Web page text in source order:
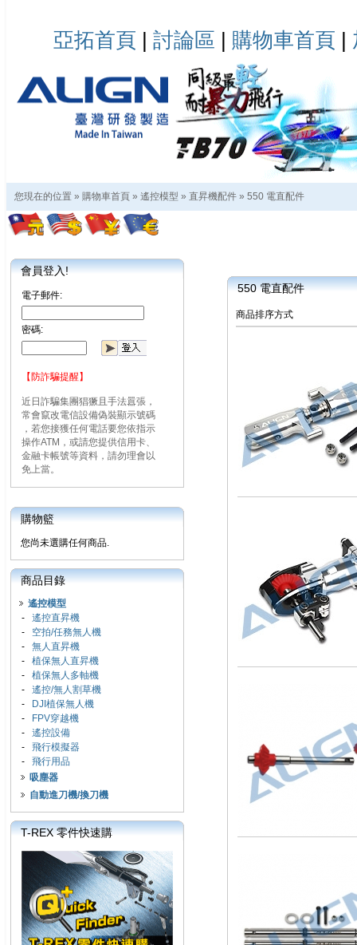
亞拓首頁 | 討論區 | 購物車首頁 |
您現在的位置 » 購物車首頁 » 遙控模型 » 直昇機配件 » 550 電直配件
會員登入!
電子郵件:
密碼:
【防詐騙提醒】
近日詐騙集團猖獗且手法囂張，
常會竄改電信設備偽裝顯示號碼
，若您接獲任何電話要您依指示
操作ATM，或請您提供信用卡、
金融卡帳號等資料，請勿理會以
免上當。
購物籃
您尚未選購任何商品.
商品目錄
遙控模型
- 遙控直昇機
- 空拍/任務無人機
- 無人直昇機
- 植保無人直昇機
- 植保無人多軸機
- 遙控/無人割草機
-
DJI植保無人機
-
FPV穿越機
- 遙控設備
- 飛行模擬器
- 飛行用品
吸塵器
自動進刀機/換刀機
T-REX 零件快速購
550 電直配件
商品排序方式